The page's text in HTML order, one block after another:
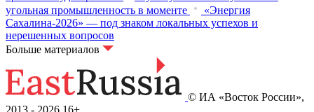
угольная промышленность в моменте
«Энергия
Сахалина-2026» — под знаком локальных успехов и
нерешенных вопросов
Больше материалов
© ИА «Восток России»,
2013 - 2026 16+